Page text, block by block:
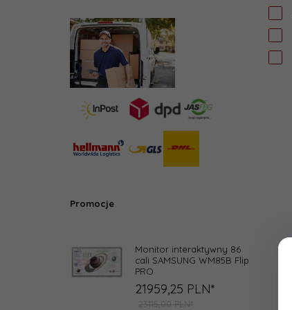
Promocje
Monitor interaktywny 86
cali SAMSUNG WM85B Flip
PRO
21959,25 PLN*
23115,00 PLN*